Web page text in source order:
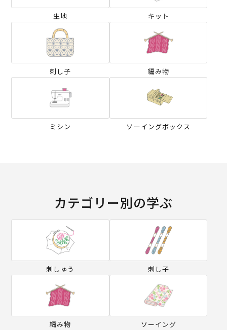
生地 キット
刺し子 編み物
ミシン ソーイングボックス
カテゴリー別の学ぶ
刺しゅう 刺し子
編み物 ソーイング